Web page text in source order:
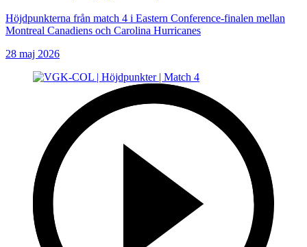
Höjdpunkterna från match 4 i Eastern Conference-finalen mellan
Montreal Canadiens och Carolina Hurricanes
28 maj 2026